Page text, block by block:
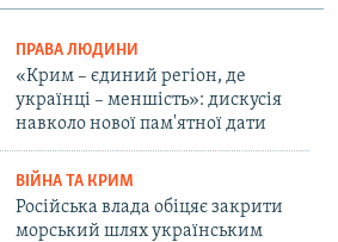
ПРАВА ЛЮДИНИ
«Крим – єдиний регіон, де
українці – меншість»: дискусія
навколо нової пам'ятної дати
ВІЙНА ТА КРИМ
Російська влада обіцяє закрити
морський шлях українським